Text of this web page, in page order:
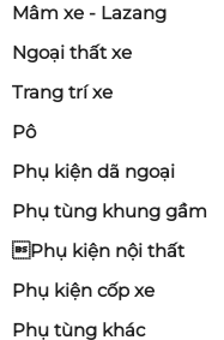
Mâm xe - Lazang
Ngoại thất xe
Trang trí xe
Pô
Phụ kiện dã ngoại
Phụ tùng khung gầm
Phụ kiện nội thất
Phụ kiện cốp xe
Phụ tùng khác